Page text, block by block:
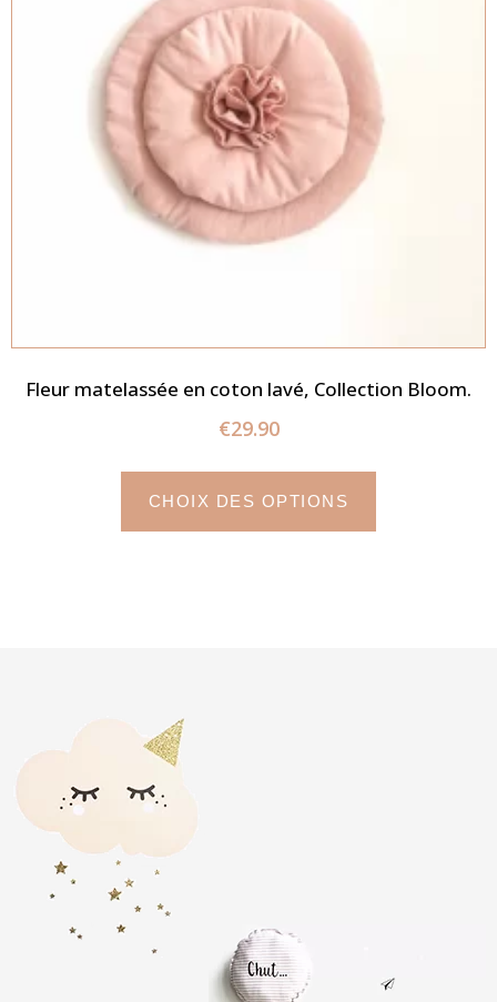
Fleur matelassée en coton lavé, Collection Bloom.
€29.90
CHOIX DES OPTIONS